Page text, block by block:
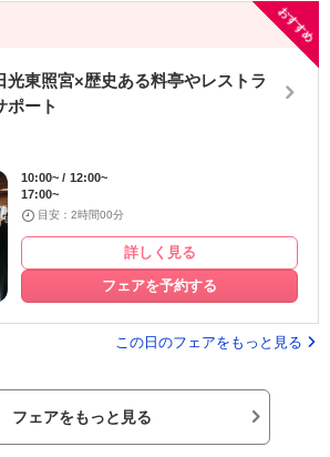
おすすめ
光東照宮×歴史ある料亭やレストラ
ポート
10:00~
12:00~
17:00~
目安：2時間00分
詳しく見る
フェアを予約する
この日のフェアをもっと見る
フェアをもっと見る